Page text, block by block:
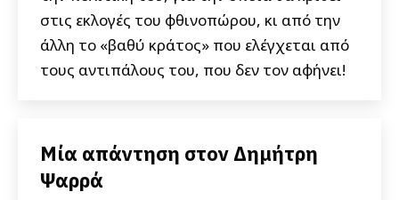
στις εκλογές του φθινοπώρου, κι από την
άλλη το «βαθύ κράτος» που ελέγχεται από
τους αντιπάλους του, που δεν τον αφήνει!
Μία απάντηση στον Δημήτρη
Ψαρρά